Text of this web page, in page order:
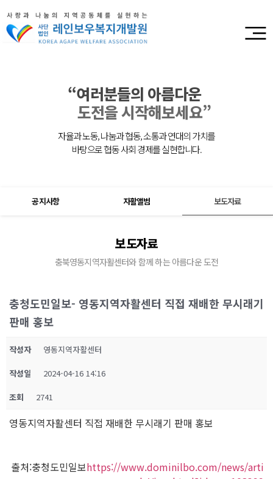
“여러분들의 아름다운
도전을 시작해보세요”
자율과 노동, 나눔과 협동, 소통과 연대의 가치를
바탕으로 협동 사회 경제를 실현합니다.
공지사항 자활앨범 보도자료
보도자료
충북영동지역자활센터와 함께 하는 아름다운 도전
충청도민일보- 영동지역자활센터 직접 재배한 무시래기
판매 홍보
작성자 영동지역자활센터
작성일 2024-04-16 14:16
조회 2741
영동지역자활센터 직접 재배한 무시래기 판매 홍보
출처:충청도민일보https://www.dominilbo.com/news/arti